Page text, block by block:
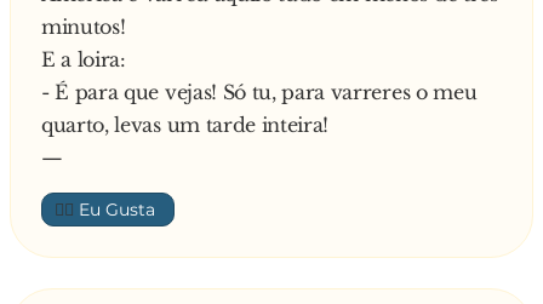
minutos!
E a loira:
- É para que vejas! Só tu, para varreres o meu
quarto, levas um tarde inteira!
—
👍🏼